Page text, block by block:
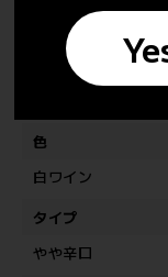
贈
色
白ワイン
タイプ
やや辛口